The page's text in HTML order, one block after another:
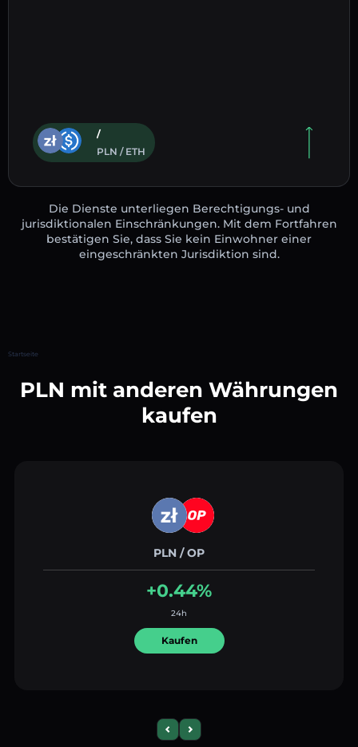
/
PLN / ETH
Die Dienste unterliegen Berechtigungs- und
jurisdiktionalen Einschränkungen. Mit dem Fortfahren
bestätigen Sie, dass Sie kein Einwohner einer
eingeschränkten Jurisdiktion sind.
Startseite
PLN mit anderen Währungen
kaufen
PLN / OP
+0.44%
24h
Kaufen
Previous slide
Next slide